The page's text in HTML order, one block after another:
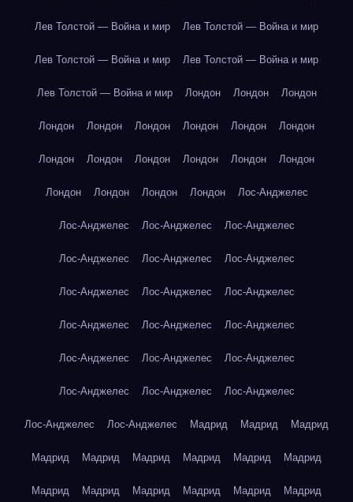
Лев Толстой — Война и мир Лев Толстой — Война и мир
Лев Толстой — Война и мир Лев Толстой — Война и мир
Лев Толстой — Война и мир Лондон Лондон Лондон
Лондон Лондон Лондон Лондон Лондон Лондон
Лондон Лондон Лондон Лондон Лондон Лондон
Лондон Лондон Лондон Лондон Лос-Анджелес
Лос-Анджелес Лос-Анджелес Лос-Анджелес
Лос-Анджелес Лос-Анджелес Лос-Анджелес
Лос-Анджелес Лос-Анджелес Лос-Анджелес
Лос-Анджелес Лос-Анджелес Лос-Анджелес
Лос-Анджелес Лос-Анджелес Лос-Анджелес
Лос-Анджелес Лос-Анджелес Лос-Анджелес
Лос-Анджелес Лос-Анджелес Мадрид Мадрид Мадрид
Мадрид Мадрид Мадрид Мадрид Мадрид Мадрид
Мадрид Мадрид Мадрид Мадрид Мадрид Мадрид